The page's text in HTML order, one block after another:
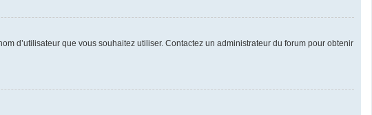
d’utilisateur que vous souhaitez utiliser. Contactez un administrateur du forum pour obtenir